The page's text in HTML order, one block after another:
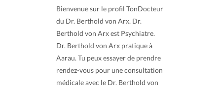
Bienvenue sur le profil TonDocteur
du Dr. Berthold von Arx. Dr.
Berthold von Arx est Psychiatre.
Dr. Berthold von Arx pratique à
Aarau. Tu peux essayer de prendre
rendez-vous pour une consultation
médicale avec le Dr. Berthold von